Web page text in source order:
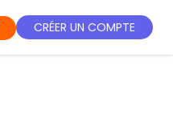
CRÉER UN COMPTE